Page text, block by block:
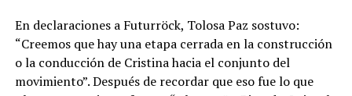
En declaraciones a Futurröck, Tolosa Paz sostuvo:
“Creemos que hay una etapa cerrada en la construcción
o la conducción de Cristina hacia el conjunto del
movimiento”. Después de recordar que eso fue lo que